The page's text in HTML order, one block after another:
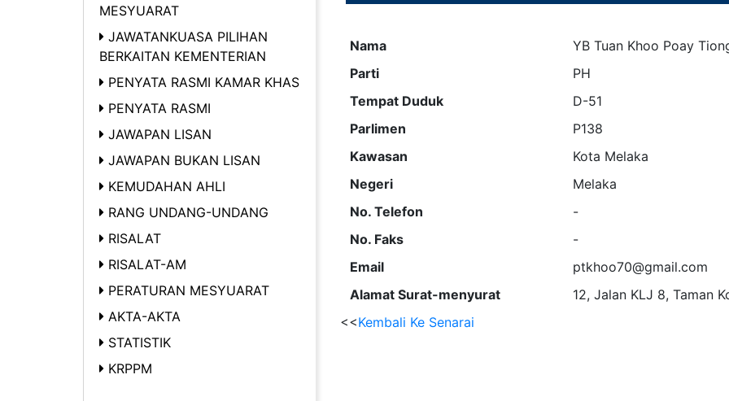
Nama
YB Tuan Khoo Poay
Parti
PH
Tempat Duduk
D-51
Parlimen
P138
Kawasan
Kota Melaka
Negeri
Melaka
No. Telefon
-
No. Faks
-
Email
ptkhoo70@gmail.com
Alamat Surat-menyurat
12, Jalan KLJ 8, Taman
<<Kembali Ke Senarai
MESYUARAT
JAWATANKUASA PILIHAN
BERKAITAN KEMENTERIAN
PENYATA RASMI KAMAR KHAS
PENYATA RASMI
JAWAPAN LISAN
JAWAPAN BUKAN LISAN
KEMUDAHAN AHLI
RANG UNDANG-UNDANG
RISALAT
RISALAT-AM
PERATURAN MESYUARAT
AKTA-AKTA
STATISTIK
KRPPM